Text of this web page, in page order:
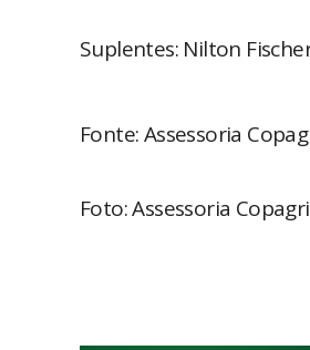
Suplentes: Nilton
Fonte: Assessoria
Foto: Assessoria